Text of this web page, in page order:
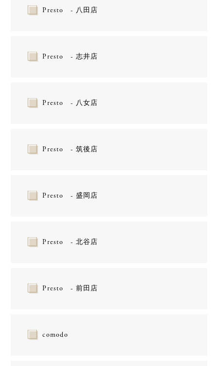
Presto - 八田店
Presto - 志井店
Presto - 八女店
Presto - 筑後店
Presto - 盛岡店
Presto - 北谷店
Presto - 前田店
comodo